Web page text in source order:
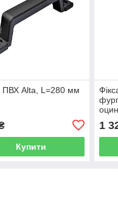
ПВХ Alta, L=280 мм
Купити
1